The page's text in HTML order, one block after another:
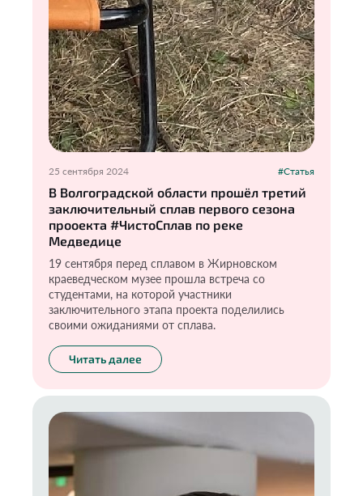
25 сентября 2024 #Статья
В Волгоградской области прошёл третий
заключительный сплав первого сезона
прооекта #ЧистоСплав по реке
Медведице
19 сентября перед сплавом в Жирновском
краеведческом музее прошла встреча со
студентами, на которой участники
заключительного этапа проекта поделились
своими ожиданиями от сплава.
Читать далее